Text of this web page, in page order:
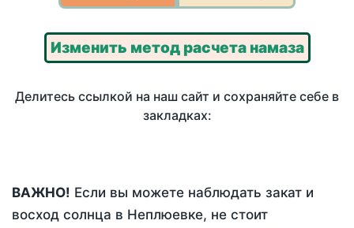
Изменить метод расчета намаза
Делитесь ссылкой на наш сайт и сохраняйте себе в
закладках:
ВАЖНО! Если вы можете наблюдать закат и
восход солнца в Неплюевке, не стоит